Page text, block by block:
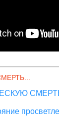
СМЕРТЬ.